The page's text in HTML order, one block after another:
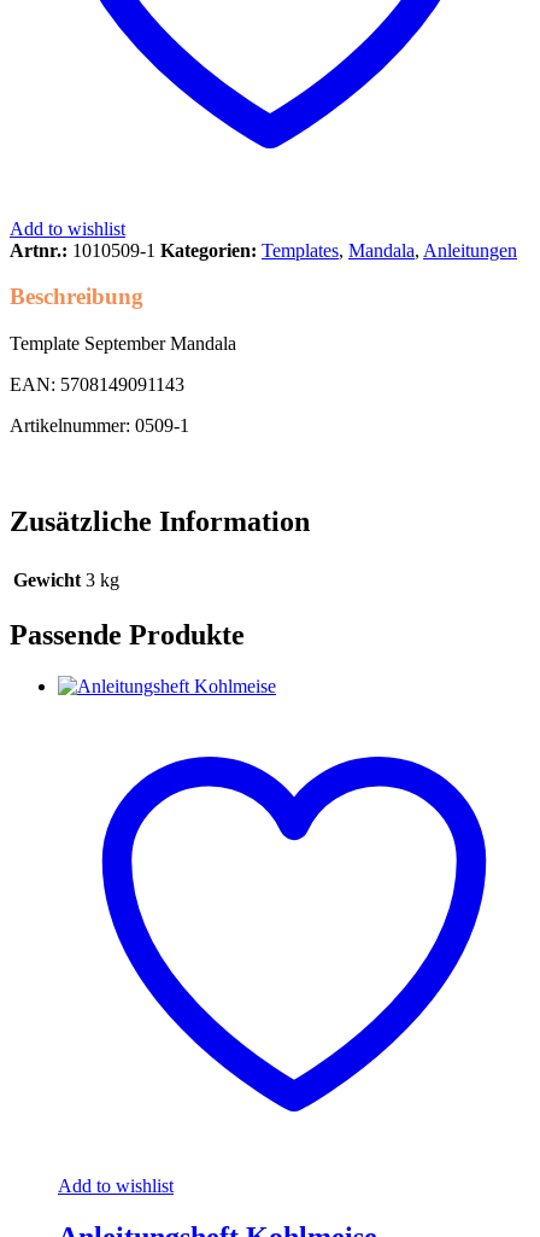
Add to wishlist
Artnr.: 1010509-1 Kategorien: Templates, Mandala, Anleitungen
Beschreibung
Template September Mandala
EAN: 5708149091143
Artikelnummer: 0509-1
Zusätzliche Information
Gewicht 3 kg
Passende Produkte
Add to wishlist